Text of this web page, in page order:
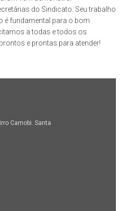
do Sindicato. Seu trabalho
é fundamental para o bom
a todas e todos os
e prontas para atender!
Camobi. Santa